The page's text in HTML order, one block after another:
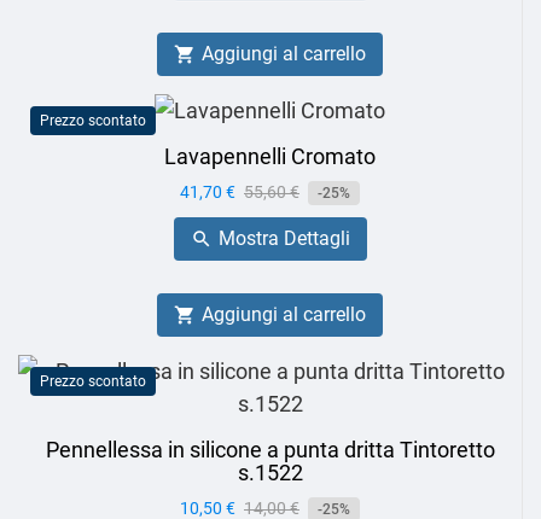
 Aggiungi al carrello
Prezzo scontato
Lavapennelli Cromato
Prezzo
41,70 € Prezzo
base
55,60 € -25%
 Mostra Dettagli
 Aggiungi al carrello
Prezzo scontato
Pennellessa in silicone a punta dritta Tintoretto
s.1522
Prezzo
10,50 € Prezzo
14,00 € -25%